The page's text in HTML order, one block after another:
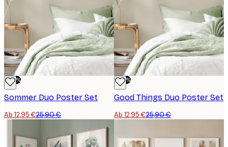
-50%
Sommer Duo Poster Set
Ab 12,95 €25,90 €
-50%
Good Things Duo Poster Set
Ab 12,95 €25,90 €